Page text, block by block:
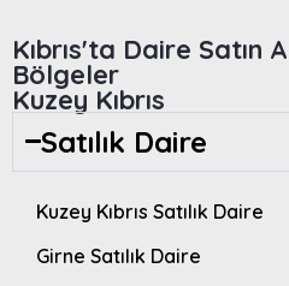
Kıbrıs'ta Daire Satın
Bölgeler
Kuzey Kıbrıs
Satılık Daire
Kuzey Kıbrıs Satılık Daire
Girne Satılık Daire